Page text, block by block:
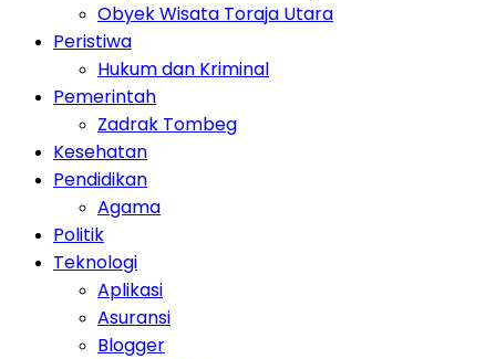
Obyek Wisata Toraja Utara
Peristiwa
Hukum dan Kriminal
Pemerintah
Zadrak Tombeg
Kesehatan
Pendidikan
Agama
Politik
Teknologi
Aplikasi
Asuransi
Blogger